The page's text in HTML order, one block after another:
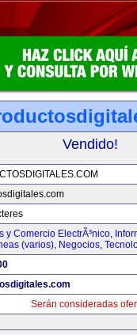
Vendido!
y Comercio ElectrÃ³nico,
(varios), Negocios,
Serán consideradas